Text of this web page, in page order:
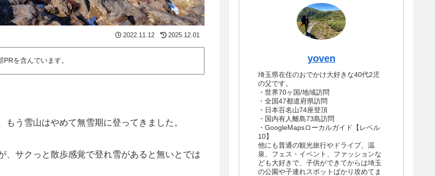
2022.11.12 2025.12.01
を含んでいます。
う雪山はやめて無雪期に登ってきました。
サクっと散歩感覚で登れ雪があると無いとでは
yoven
埼玉県在住のおでかけ大好きな40代2児
の父です。
・世界70ヶ国/地域訪問
・全国47都道府県訪問
・日本百名山74座登頂
・国内有人離島73島訪問
・GoogleMapsローカルガイド【レベル
10】
他にも普通の観光旅行やドライブ、温
泉、フェス・イベント、ファッションな
ども大好きで、子供ができてからは埼玉
の公園や子連れスポットばかり攻めてま